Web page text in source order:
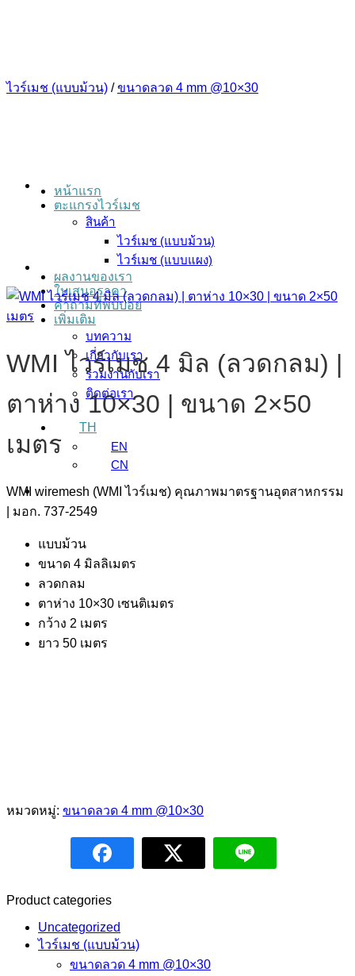
หน้าแรก
ตะแกรงไวร์เมช
สินค้า
ไวร์เมช (แบบม้วน)
ไวร์เมช (แบบแผง)
ผลงานของเรา
ใบเสนอราคา
คำถามที่พบบ่อย
เพิ่มเติม
บทความ
เกี่ยวกับเรา
ร่วมงานกับเรา
ติดต่อเรา
TH
EN
CN
ไวร์เมช (แบบม้วน) / ขนาดลวด 4 mm @10×30
WMI ไวร์เมช 4 มิล (ลวดกลม) |
ตาห่าง 10×30 | ขนาด 2×50
เมตร
WMI wiremesh (WMI ไวร์เมช) คุณภาพมาตรฐานอุตสาหกรรม
| มอก. 737-2549
แบบม้วน
ขนาด 4 มิลลิเมตร
ลวดกลม
ตาห่าง 10×30 เซนติเมตร
กว้าง 2 เมตร
ยาว 50 เมตร
หมวดหมู่: ขนาดลวด 4 mm @10×30
Product categories
Uncategorized
ไวร์เมช (แบบม้วน)
ขนาดลวด 4 mm @10×30